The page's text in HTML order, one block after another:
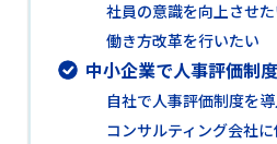
社員の意識を向上させ
働き方改革を行いたい
中小企業で人事評価制
自社で人事評価制度を導
コンサルティング会社